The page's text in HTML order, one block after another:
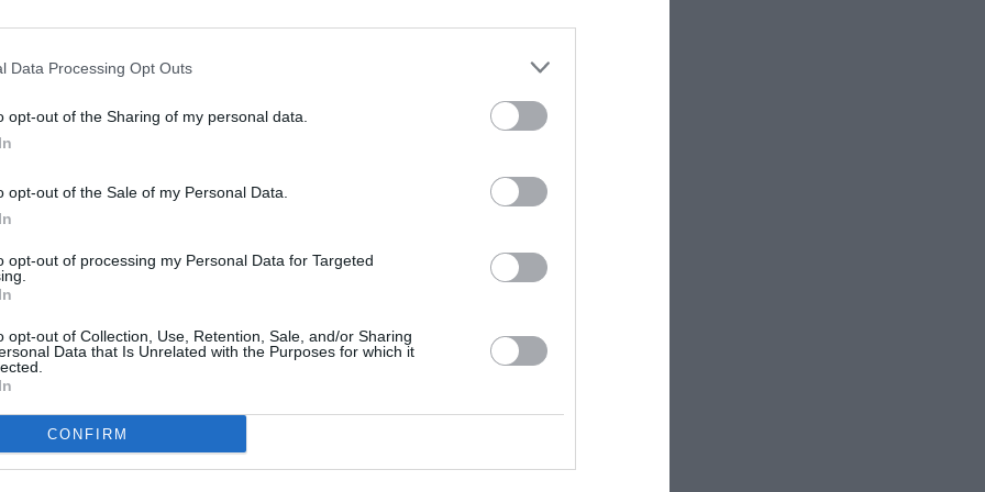
Data Processing Opt Outs
opt-out of the Sharing of my personal data.
opt-out of the Sale of my Personal Data.
opt-out of processing my Personal Data for Targeted
opt-out of Collection, Use, Retention, Sale, and/or Sharing
Data that Is Unrelated with the Purposes for which it
CONFIRM
έστειλε στην Taylor Swift ένα συμβολικό
κότινο, δηλαδή ένα στεφάνι από κλαδί
το νικητή στους Ολυμπιακούς Αγώνες
κάρτα με αφορμή την έναρξη της
Μάιο του 2018. Οι θαυμαστές τους
οι δύο τραγουδίστριες μοιάζουν να
ποτέ ότι θα μπορούσαν να είναι και
η
With Roman Kemp” , η σταρ ρωτήθηκε από
Welby, αν ισχύουν οι φήμες ότι εκείνη και
?utm_source=ig_embed